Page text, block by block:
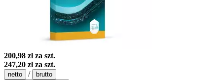
200,98 złza szt.
247,20 złza szt.
netto /
brutto